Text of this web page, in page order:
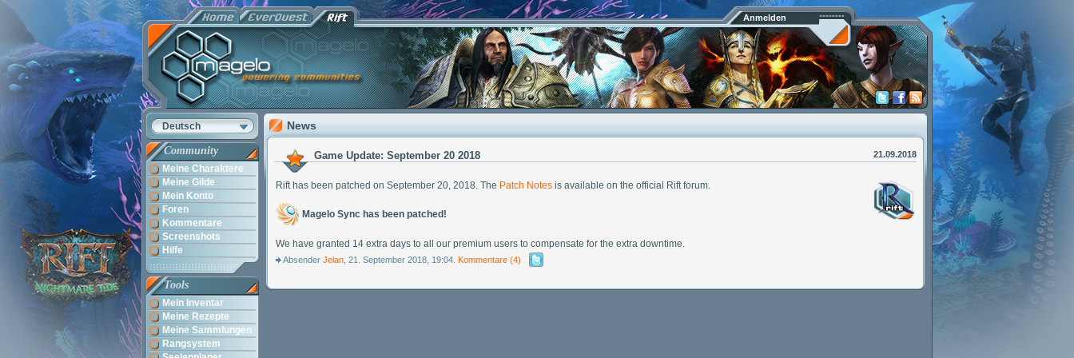
Anmelden
Deutsch
Community
Meine Charaktere
Meine Gilde
Mein Konto
Foren
Kommentare
Screenshots
Hilfe
Tools
Mein Inventar
Meine Rezepte
Meine Sammlungen
Rangsystem
News
Game Update: September 20 2018 21.09.2018
Rift has been patched on September 20, 2018. The Patch Notes is available on the official Rift forum.
Magelo Sync has been patched!
We have granted 14 extra days to all our premium users to compensate for the extra downtime.
Absender Jelan , 21. September 2018, 19:04. Kommentare (4)